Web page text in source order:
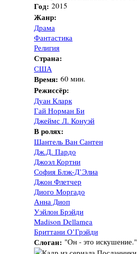
Год: 2015
Жанр:
Драма
Фантастика
Религия
Страна:
США
Время: 60 мин.
Режиссёр:
Дуан Кларк
Гай Норман Би
Джеймс Л. Конуэй
В ролях:
Шантель Ван Сантен
Дж.Д. Пардо
Джоэл Кортни
София Блэк-Д’Элиа
Джон Флетчер
Диого Моргадо
Анна Диоп
Уэйлон Брэйди
Madison Dellamea
Бриттани О’Грэйди
Слоган: "Он - это искушение."